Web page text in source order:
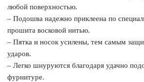
любой поверхностью.
– Подошва надежно приклеена по
прошита восковой нитью.
– Пятка и носок усилены, тем самым
ударов.
– Легко шнуруются благодаря удачно
фурнитуре.